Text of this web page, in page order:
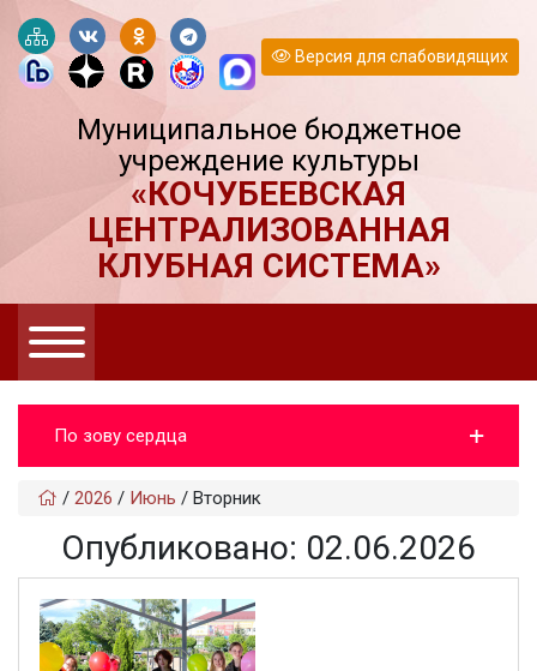
Версия для слабовидящих
Муниципальное бюджетное
учреждение культуры
«КОЧУБЕЕВСКАЯ
ЦЕНТРАЛИЗОВАННАЯ
КЛУБНАЯ СИСТЕМА»
По зову сердца
/ 2026 / Июнь / Вторник
Опубликовано: 02.06.2026